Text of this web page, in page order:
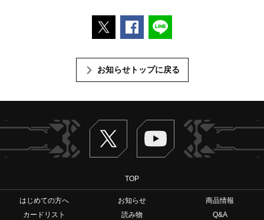
ポストするFacebookでシェアする
お知らせトップに戻る
Twitter ヴァンガードch
TOP
はじめての方へ お知らせ
商品情報
カードリスト
読み物
Q&A